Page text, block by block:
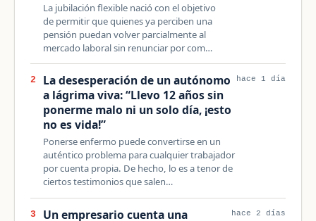
La jubilación flexible nació con el objetivo
de permitir que quienes ya perciben una
pensión puedan volver parcialmente al
mercado laboral sin renunciar por com…
2
La desesperación de un autónomo
a lágrima viva: “Llevo 12 años sin
ponerme malo ni un solo día, ¡esto
no es vida!”
Ponerse enfermo puede convertirse en un
auténtico problema para cualquier trabajador
por cuenta propia. De hecho, lo es a tenor de
ciertos testimonios que salen…
hace 1 día
3 Un empresario cuenta una hace 2 días